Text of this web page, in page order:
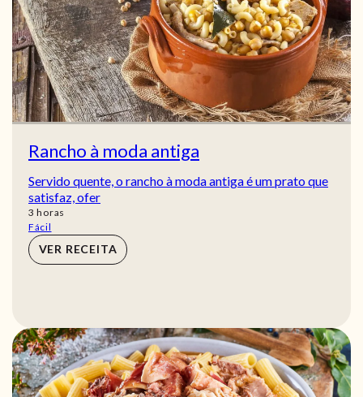
Rancho à moda antiga
Servido quente, o rancho à moda antiga é um prato que
satisfaz, ofer
3 horas
horas
Fácil
VER RECEITA